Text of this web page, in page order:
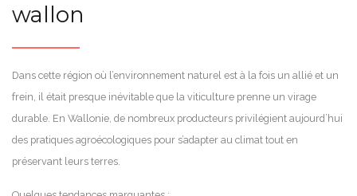
wallon
Dans cette région où l’environnement naturel est à la fois un allié et un
frein, il était presque inévitable que la viticulture prenne un virage
durable. En Wallonie, de nombreux producteurs privilégient aujourd’hui
des pratiques agroécologiques pour s’adapter au climat tout en
préservant leurs terres.